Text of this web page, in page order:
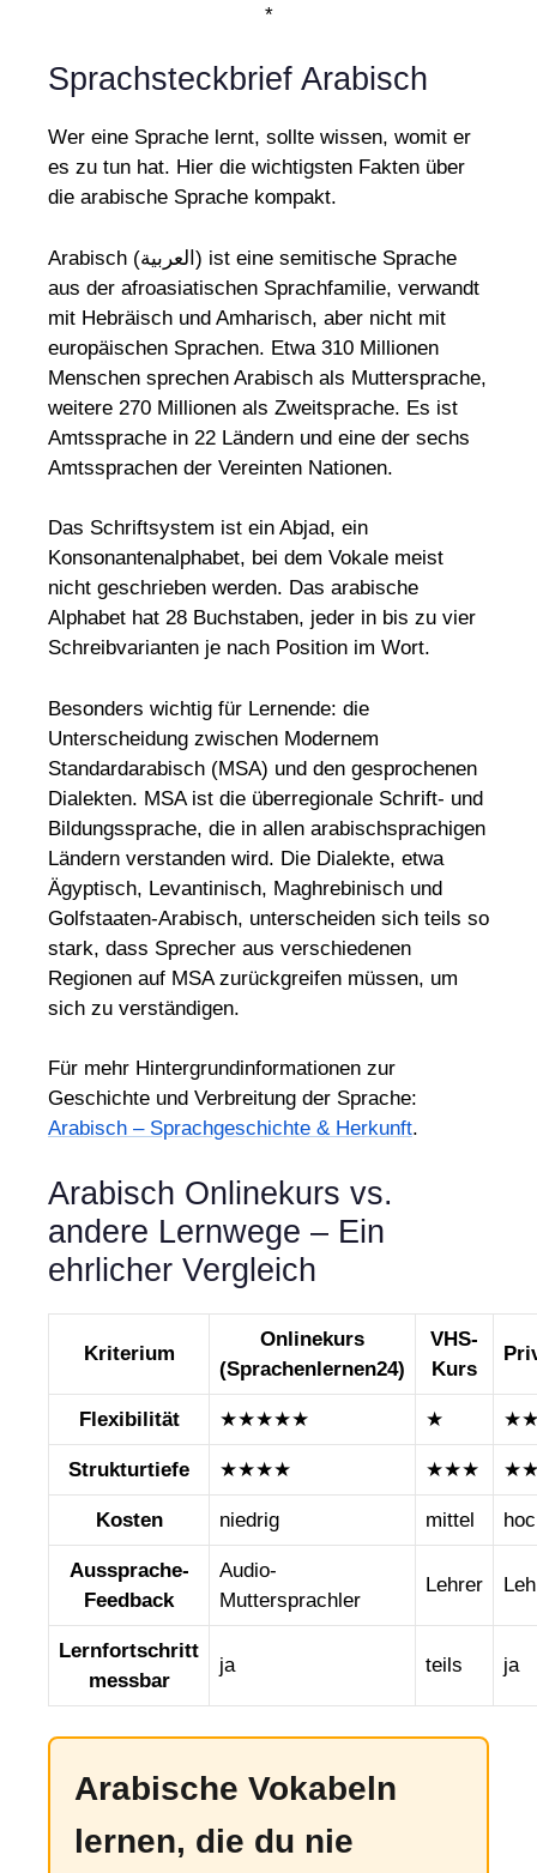
*
Sprachsteckbrief Arabisch
Wer eine Sprache lernt, sollte wissen, womit er
es zu tun hat. Hier die wichtigsten Fakten über
die arabische Sprache kompakt.
Arabisch (العربية) ist eine semitische Sprache
aus der afroasiatischen Sprachfamilie, verwandt
mit Hebräisch und Amharisch, aber nicht mit
europäischen Sprachen. Etwa 310 Millionen
Menschen sprechen Arabisch als Muttersprache,
weitere 270 Millionen als Zweitsprache. Es ist
Amtssprache in 22 Ländern und eine der sechs
Amtssprachen der Vereinten Nationen.
Das Schriftsystem ist ein Abjad, ein
Konsonantenalphabet, bei dem Vokale meist
nicht geschrieben werden. Das arabische
Alphabet hat 28 Buchstaben, jeder in bis zu vier
Schreibvarianten je nach Position im Wort.
Besonders wichtig für Lernende: die
Unterscheidung zwischen Modernem
Standardarabisch (MSA) und den gesprochenen
Dialekten. MSA ist die überregionale Schrift- und
Bildungssprache, die in allen arabischsprachigen
Ländern verstanden wird. Die Dialekte, etwa
Ägyptisch, Levantinisch, Maghrebinisch und
Golfstaaten-Arabisch, unterscheiden sich teils so
stark, dass Sprecher aus verschiedenen
Regionen auf MSA zurückgreifen müssen, um
sich zu verständigen.
Für mehr Hintergrundinformationen zur
Geschichte und Verbreitung der Sprache:
Arabisch – Sprachgeschichte & Herkunft.
Arabisch Onlinekurs vs.
andere Lernwege – Ein
ehrlicher Vergleich
Kriterium
Onlinekurs
(Sprachenlernen24)
VHS-
Kurs
Flexibilität ★★★★★ ★
Strukturtiefe ★★★★ ★★★
Kosten niedrig mittel
Aussprache-
Feedback
Audio-
Muttersprachler
Lehrer
Lernfortschritt
messbar
ja teils ja
Arabische Vokabeln
lernen, die du nie